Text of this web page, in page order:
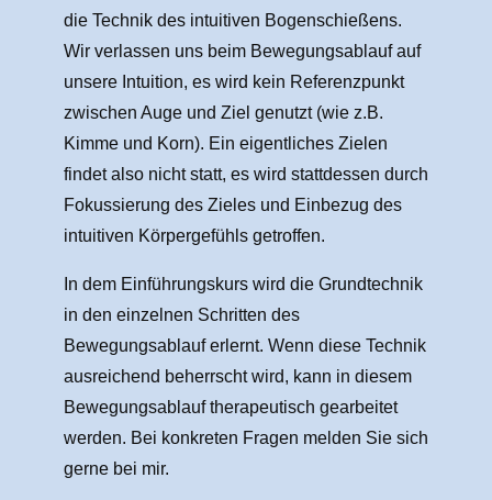
die Technik des intuitiven Bogenschießens.
Wir verlassen uns beim Bewegungsablauf auf
unsere Intuition, es wird kein Referenzpunkt
zwischen Auge und Ziel genutzt (wie z.B.
Kimme und Korn). Ein eigentliches Zielen
findet also nicht statt, es wird stattdessen durch
Fokussierung des Zieles und Einbezug des
intuitiven Körpergefühls getroffen.
In dem Einführungskurs wird die Grundtechnik
in den einzelnen Schritten des
Bewegungsablauf erlernt. Wenn diese Technik
ausreichend beherrscht wird, kann in diesem
Bewegungsablauf therapeutisch gearbeitet
werden. Bei konkreten Fragen melden Sie sich
gerne bei mir.